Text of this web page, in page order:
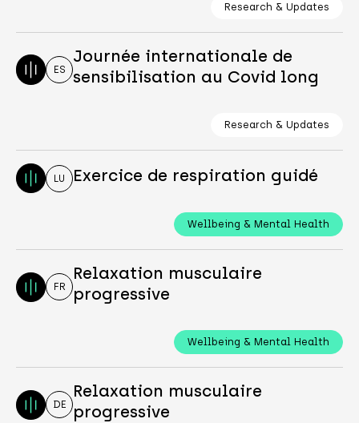
Research & Updates
ES
Journée internationale de
sensibilisation au Covid long
Research & Updates
LU Exercice de respiration guidé
Wellbeing & Mental Health
FR
Relaxation musculaire
progressive
Wellbeing & Mental Health
DE
Relaxation musculaire
progressive